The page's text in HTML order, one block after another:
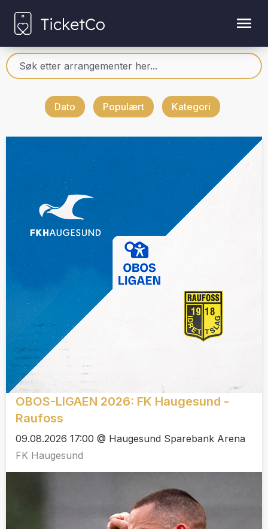
Dato Populært Kategori
OBOS-LIGAEN 2026: FK Haugesund -
Raufoss
09.08.2026 17:00 @ Haugesund Sparebank Arena
FK Haugesund